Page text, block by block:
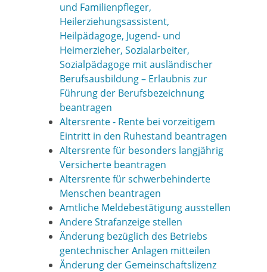
und Familienpfleger,
Heilerziehungsassistent,
Heilpädagoge, Jugend- und
Heimerzieher, Sozialarbeiter,
Sozialpädagoge mit ausländischer
Berufsausbildung – Erlaubnis zur
Führung der Berufsbezeichnung
beantragen
Altersrente - Rente bei vorzeitigem
Eintritt in den Ruhestand beantragen
Altersrente für besonders langjährig
Versicherte beantragen
Altersrente für schwerbehinderte
Menschen beantragen
Amtliche Meldebestätigung ausstellen
Andere Strafanzeige stellen
Änderung bezüglich des Betriebs
gentechnischer Anlagen mitteilen
Änderung der Gemeinschaftslizenz